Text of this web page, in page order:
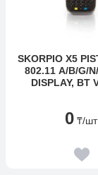
SKORPIO X5
802.11 A/B/G/
DISPLAY, BT
W GREEN SPOT,
0 ₸/шт